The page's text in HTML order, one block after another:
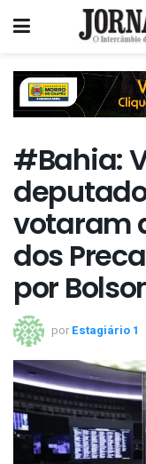
#Bahia:
votaram
dos
por
por Estagiário 1